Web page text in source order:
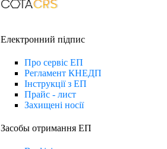
Електронний підпиc
Про сервіс ЕП
Регламент КНЕДП
Інструкції з ЕП
Прайс - лист
Захищені носії
Засобы отримання ЕП